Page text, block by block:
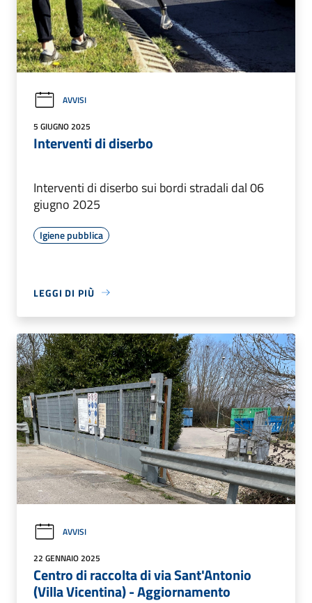
AVVISI
5 GIUGNO 2025
Interventi di diserbo
Interventi di diserbo sui bordi stradali dal 06
giugno 2025
Igiene pubblica
LEGGI DI PIÙ
AVVISI
22 GENNAIO 2025
Centro di raccolta di via Sant'Antonio
(Villa Vicentina) - Aggiornamento